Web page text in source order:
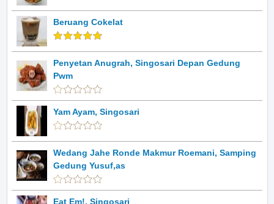
Beruang Cokelat
Penyetan Anugrah, Singosari Depan Gedung
Pwm
Yam Ayam, Singosari
Wedang Jahe Ronde Makmur Roemani, Samping
Gedung Yusuf,as
Eat Em!, Singosari